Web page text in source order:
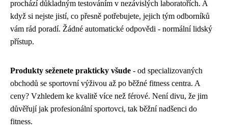
prochází důkladným testováním v nezávislých laboratořích. A
když si nejste jistí, co přesně potřebujete, jejich tým odborníků
vám rád poradí. Žádné automatické odpovědi - normální lidský
přístup.
Produkty seženete prakticky všude - od specializovaných
obchodů se sportovní výživou až po běžné fitness centra. A
ceny? Vzhledem ke kvalitě více než férové. Není divu, že jim
důvěřují jak profesionální sportovci, tak běžní nadšenci do
fitness.